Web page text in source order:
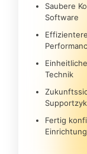
Saubere
Software
Technik
Fertig